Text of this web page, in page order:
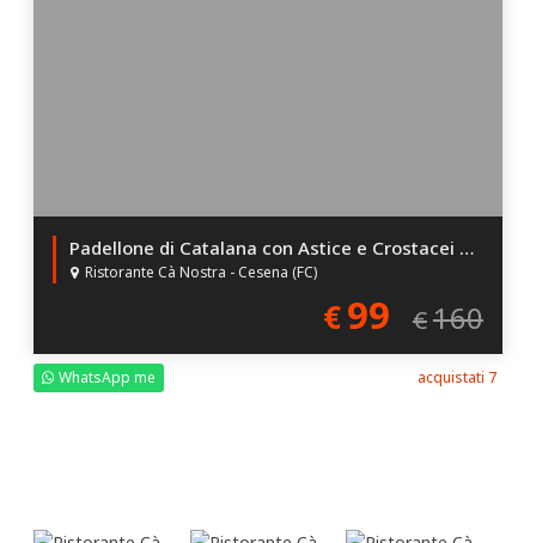
Padellone di Catalana con Astice e Crostacei per 2!
Ristorante Cà Nostra - Cesena (FC)
€99 €160
WhatsApp me acquistati 7